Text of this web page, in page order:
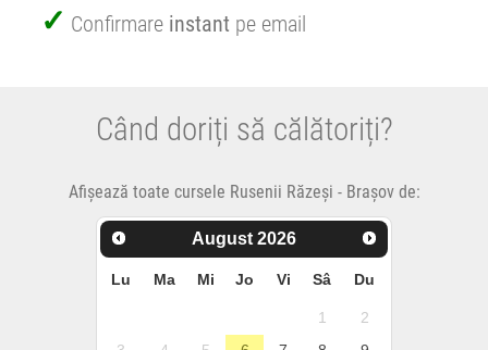
Confirmare instant pe email
Când doriți să călătoriți?
Afișează toate cursele Rusenii Răzeși - Brașov de:
August 2026
Lu Ma Mi Jo Vi Sâ Du
1
2